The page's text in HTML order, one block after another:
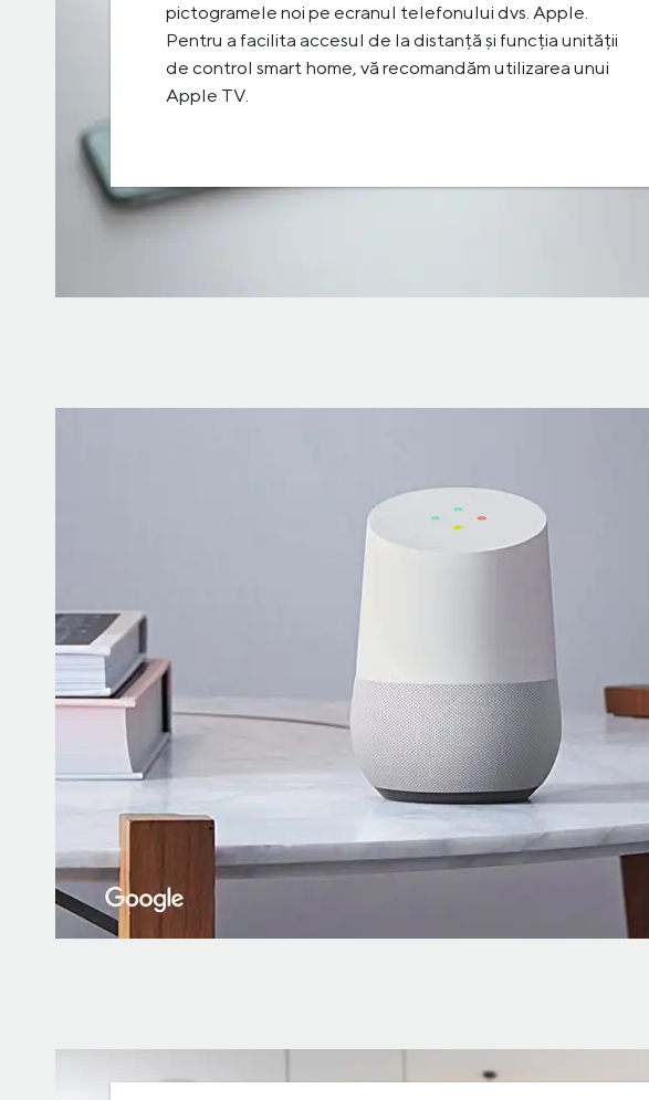
pictogramele noi pe ecranul telefonului dvs. Apple.
Pentru a facilita accesul de la distanță și funcția unității
de control smart home, vă recomandăm utilizarea unui
Apple TV.